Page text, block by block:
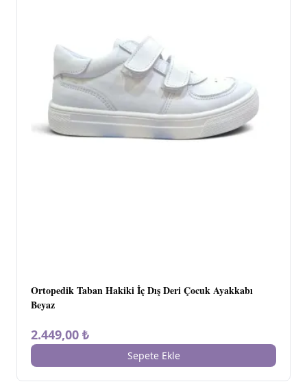
Ortopedik Taban Hakiki İç Dış Deri Çocuk Ayakkabı
Beyaz
2.449,00 ₺
Sepete Ekle